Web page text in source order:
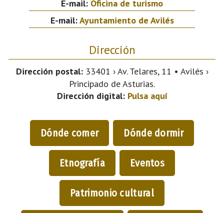
E-mail: Oficina de turismo
E-mail:Ayuntamiento de Avilés
Dirección
Dirección postal:33401 › Av. Telares, 11 • Avilés ›
Principado de Asturias.
Dirección digital: Pulsa aquí
Dónde comer Dónde dormir
Etnografía Eventos
Patrimonio cultural